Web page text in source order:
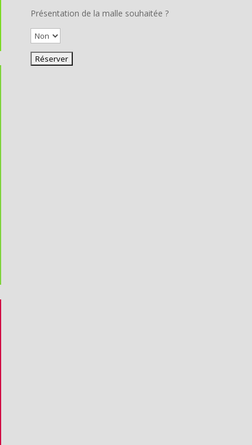
Présentation de la malle souhaitée ?